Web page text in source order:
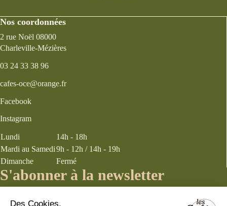
Nos coordonnées
2 rue Noël 08000
Charleville-Mézières
03 24 33 38 96
cafes-oce@orange.fr
Facebook
Instagram
Lundi
14h - 18h
Mardi au Samedi9h - 12h / 14h - 19h
Dimanche
Fermé
S'abonner à la newsletter